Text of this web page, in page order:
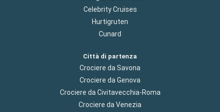
Celebrity Cruises
Hurtigruten
Cunard
Città di partenza
Crociere da Savona
Crociere da Genova
Crociere da Civitavecchia-Roma
Crociere da Venezia